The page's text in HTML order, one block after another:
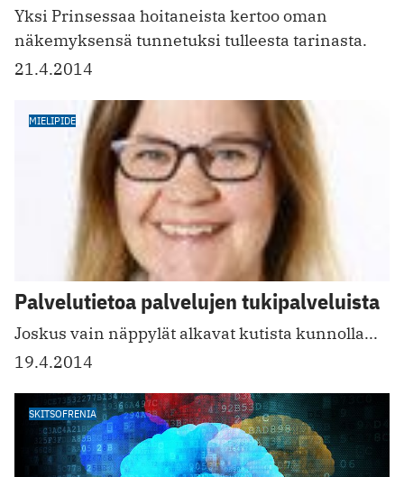
Yksi Prinsessaa hoitaneista kertoo oman
näkemyksensä tunnetuksi tulleesta tarinasta.
21.4.2014
MIELIPIDE
Palvelutietoa palvelujen tukipalveluista
Joskus vain näppylät alkavat kutista kunnolla...
19.4.2014
SKITSOFRENIA